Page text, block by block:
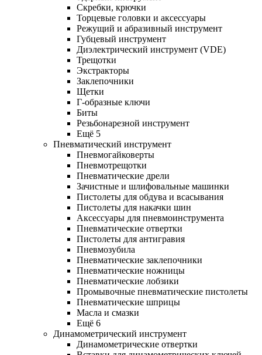
Скребки, крючки
Торцевые головки и аксессуары
Режущий и абразивный инструмент
Губцевый инструмент
Диэлектрический инструмент (VDE)
Трещотки
Экстракторы
Заклепочники
Щетки
Г-образные ключи
Биты
Резьбонарезной инструмент
Ещё 5
Пневматический инструмент
Пневмогайковерты
Пневмотрещотки
Пневматические дрели
Зачистные и шлифовальные машинки
Пистолеты для обдува и всасывания
Пистолеты для накачки шин
Аксессуары для пневмоинструмента
Пневматические отвертки
Пистолеты для антигравия
Пневмозубила
Пневматические заклепочники
Пневматические ножницы
Пневматические лобзики
Промывочные пневматические пистолеты
Пневматические шприцы
Масла и смазки
Ещё 6
Динамометрический инструмент
Динамометрические отвертки